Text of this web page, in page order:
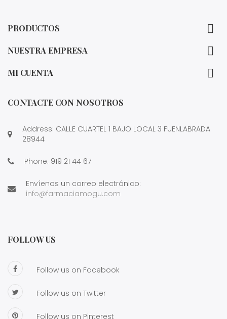
PRODUCTOS 
NUESTRA EMPRESA 
MI CUENTA 
CONTACTE CON NOSOTROS
Address: CALLE CUARTEL 1 BAJO LOCAL 3 FUENLABRADA
28944
Phone: 919 21 44 67
Envíenos un correo electrónico:
info@farmaciamogu.com
FOLLOW US
Follow us on Facebook
Follow us on Twitter
Follow us on Pinterest